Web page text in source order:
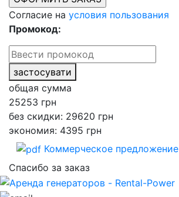
Согласие на условия пользования
Промокод:
застосувати
общая сумма
25253 грн
без скидки: 29620 грн
экономия: 4395 грн
Коммерческое предложение
Спасибо за заказ